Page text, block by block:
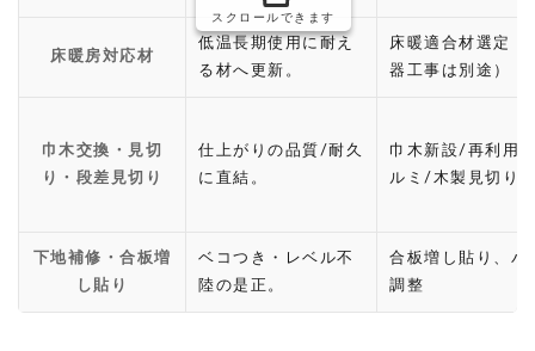
床暖房対応材
低温長期使用に耐え
る材へ更新。
床暖適合材選定（
器工事は別途）
巾木交換・見切
り・段差見切り
仕上がりの品質/耐久
に直結。
巾木新設/再利用
ルミ/木製見切り
下地補修・合板増
し貼り
ベコつき・レベル不
陸の是正。
合板増し貼り、パ
調整
スクロールできます